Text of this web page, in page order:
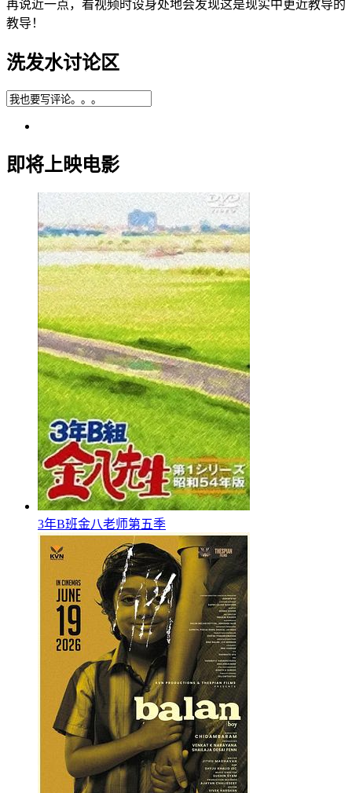
再说近一点，看视频时设身处地会发现这是现实中更近教导的
教导！
洗发水讨论区
即将上映电影
3年B班金八老师第五季